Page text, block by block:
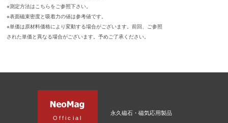
※測定方法はこちらをご参照下さい。
※表面磁束密度と吸着力の値は参考値です。
※単価は原材料価格により変動する場合がございます。前回、ご参照
された単価と異なる場合がございます。予めご了承ください。
Official
永久磁石・磁気応用製品